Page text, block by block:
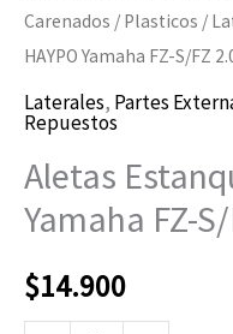
Carenados / Plasticos /
HAYPO Yamaha FZ-S/FZ
Laterales, Partes
Repuestos
Aletas
Yamaha FZ-
$14.900